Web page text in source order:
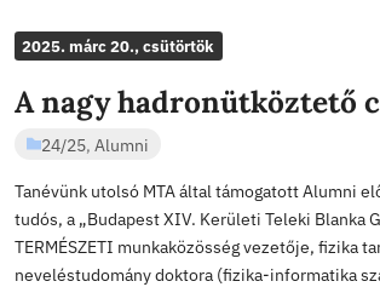
Bejegyzés
2025. márc 20., csütörtök
A nagy